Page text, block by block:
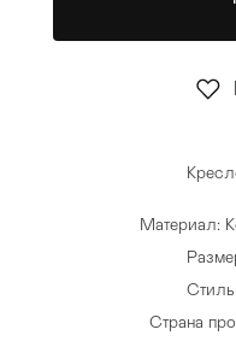
Стулья >
Материал:
Страна